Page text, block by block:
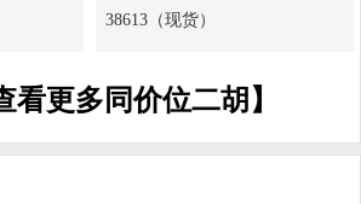
38613（现货）
看更多同价位二胡】